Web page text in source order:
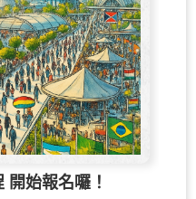
2025 伊凡夏令營課程 開始報名囉！